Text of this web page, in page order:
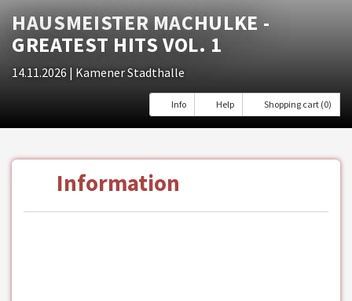
HAUSMEISTER MACHULKE -
GREATEST HITS VOL. 1
14.11.2026 | Kamener Stadthalle
Info Help Shopping cart (0)
Information